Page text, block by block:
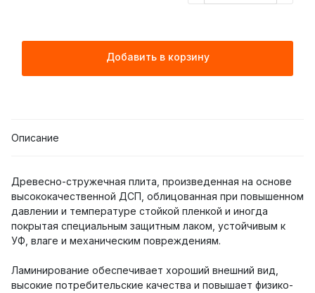
Добавить в корзину
Описание
Древесно-стружечная плита, произведенная на основе
высококачественной ДСП, облицованная при повышенном
давлении и температуре стойкой пленкой и иногда
покрытая специальным защитным лаком, устойчивым к
УФ, влаге и механическим повреждениям.
Ламинирование обеспечивает хороший внешний вид,
высокие потребительские качества и повышает физико-